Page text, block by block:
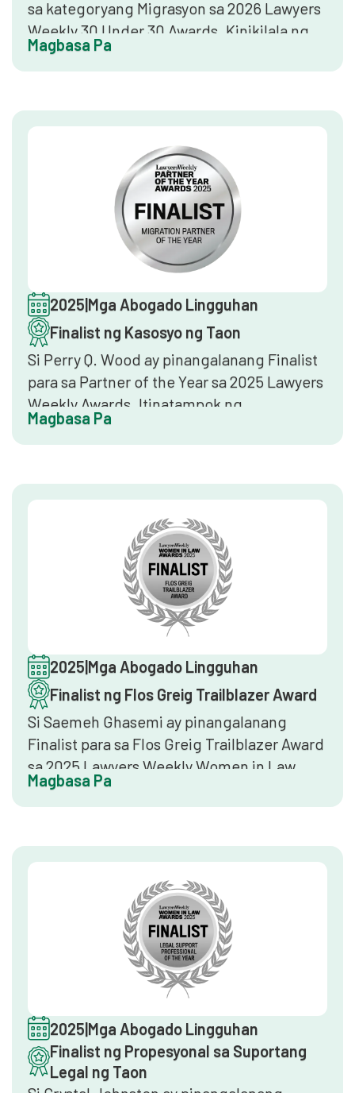
sa kategoryang Migrasyon sa 2026 Lawyers
Weekly 30 Under 30 Awards. Kinikilala ng
parangal na ito ang mga pinakamaaasam na
abogado na wala pang 30 taong gulang sa
Magbasa Pa
2025|Mga Abogado Lingguhan
Finalist ng Kasosyo ng Taon
Si Perry Q. Wood ay pinangalanang Finalist
para sa Partner of the Year sa 2025 Lawyers
Weekly Awards. Itinatampok ng
pambansang pagkilalang ito ang
natatanging pamumuno, serbisyo sa
law firm sa Australia.
Magbasa Pa
2025|Mga Abogado Lingguhan
Finalist ng Flos Greig Trailblazer Award
Si Saemeh Ghasemi ay pinangalanang
Finalist para sa Flos Greig Trailblazer Award
sa 2025 Lawyers Weekly Women in Law
Awards. Kinikilala ng parangal na ito ang
mga kababaihan sa propesyon ng batas na
pagkakapantay-pantay at pagsasama sa
batas ng Australia.
Magbasa Pa
2025|Mga Abogado Lingguhan
Finalist ng Propesyonal sa Suportang
Legal ng Taon